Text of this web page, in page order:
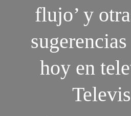
flujo’ y
hoy en